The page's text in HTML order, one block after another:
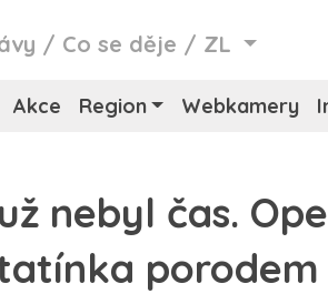
/ Co se děje / ZL
Akce Region Webkamery
nebyl čas.